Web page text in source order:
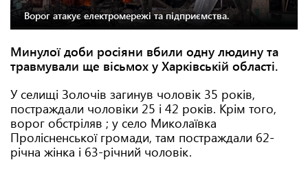
Ворог атакує електромережі та підприємства.
Минулої доби росіяни вбили одну людину та
травмували ще вісьмох у Харківській області.
У селищі Золочів загинув чоловік 35 років,
постраждали чоловіки 25 і 42 років. Крім того,
ворог обстріляв ; у село Миколаївка
Пролісненської громади, там постраждали 62-
річна жінка і 63-річний чоловік.